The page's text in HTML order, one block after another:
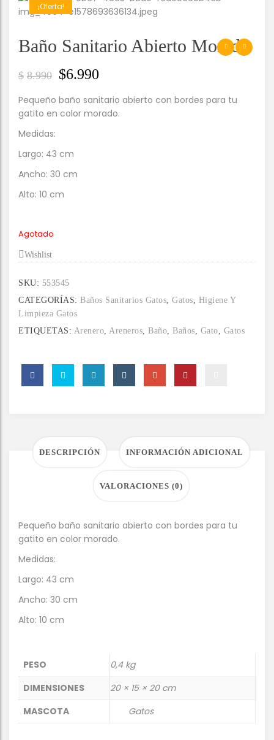
¡Oferta!
Baño Sanitario Abierto Morado
$ 8.990 $6.990
Pequeño baño sanitario abierto con bordes para tu
gatito en color morado.
Medidas:
Largo: 43 cm
Ancho: 30 cm
Alto: 10 cm
Agotado
Wishlist
SKU: 553545
CATEGORÍAS: Baños Sanitarios Gatos, Gatos, Higiene Y
Limpieza Gatos
ETIQUETAS: Arenero, Areneros, Baño, Baños, Gato, Gatos
DESCRIPCIÓN INFORMACIÓN ADICIONAL
VALORACIONES (0)
Pequeño baño sanitario abierto con bordes para tu
gatito en color morado.
Medidas:
Largo: 43 cm
Ancho: 30 cm
Alto: 10 cm
PESO
0,4 kg
DIMENSIONES
20 × 15 × 20 cm
MASCOTA
Gatos